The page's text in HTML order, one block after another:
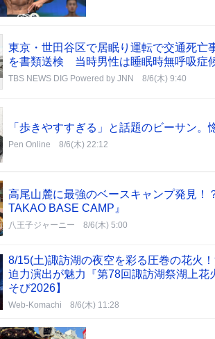
東京・世田谷区で居眠り運転で交通死亡
を書類送検 当時男性は睡眠時無呼吸症
TBS NEWS DIG Powered by JNN 8/6(木) 9:40
「歩きやすすぎる」と話題のビーサン
Pen Online 8/6(木) 22:12
高尾山麓に最強のベースキャンプ発見！
TAKAO BASE CAMP』
八王子ジャーニー 8/6(木) 5:00
8/15(土)諏訪湖の夜空を彩る圧巻の花火
迫力演出が魅力『第78回諏訪湖祭湖上
そび2026】
Web-Komachi 8/6(木) 11:28